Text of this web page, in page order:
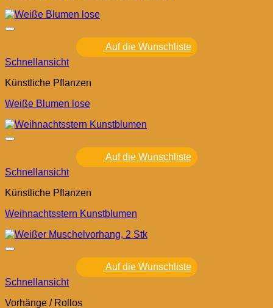
Auf die Wunschliste
Schnellansicht
Künstliche Pflanzen
Weiße Blumen lose
Auf die Wunschliste
Schnellansicht
Künstliche Pflanzen
Weihnachtsstern Kunstblumen
Auf die Wunschliste
Schnellansicht
Vorhänge / Rollos